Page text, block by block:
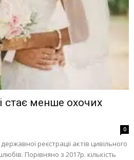
стає менше охочих
0
реєстрації актів цивільного
Порівняно з 2017р. кількість